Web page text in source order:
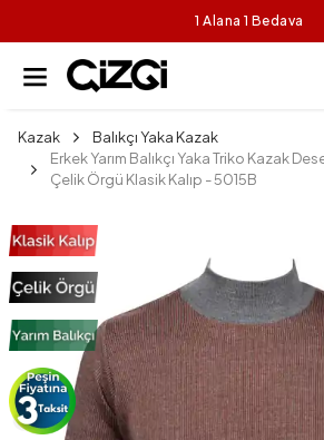
1 Alana 1 Bedava
Kazak
Balıkçı Yaka Kazak
Erkek Yarım Balıkçı Yaka Triko Kazak
Çelik Örgü Klasik Kalıp - 5015B